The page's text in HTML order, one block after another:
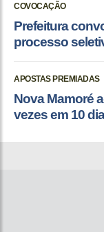
COVOCAÇÃO
Prefeitura
processo
APOSTAS PREMIADAS
Nova Mamoré
vezes em 10